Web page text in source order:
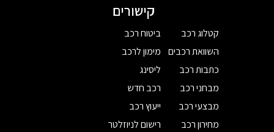
קישורים
קטלוג רכב
השוואת רכבים
כתבות רכב
מבחני רכב
מבצעי רכב
מחירון רכב
ביטוח רכב
מימון לרכב
ליסינג
רכב חדש
ייעוץ רכב
רישום לניוזלטר